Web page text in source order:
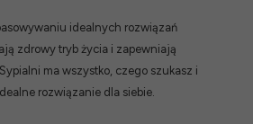
idealnych rozwiązań
zdrowy tryb życia i zapewniają
ma wszystko, czego szukasz i
rozwiązanie dla siebie.